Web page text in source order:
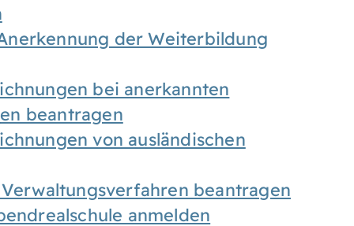
der Weiterbildung
bei anerkannten
beantragen
von ausländischen
beantragen
anmelden